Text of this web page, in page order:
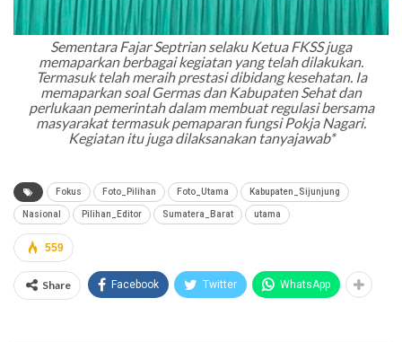
Sementara Fajar Septrian selaku Ketua FKSS juga
memaparkan berbagai kegiatan yang telah dilakukan.
Termasuk telah meraih prestasi dibidang kesehatan. Ia
memaparkan soal Germas dan Kabupaten Sehat dan
perlukaan pemerintah dalam membuat regulasi bersama
masyarakat termasuk pemaparan fungsi Pokja Nagari.
Kegiatan itu juga dilaksanakan tanyajawab*
Fokus Foto_Pilihan Foto_Utama Kabupaten_Sijunjung
Nasional Pilihan_Editor Sumatera_Barat utama
559
Share Facebook Twitter WhatsApp